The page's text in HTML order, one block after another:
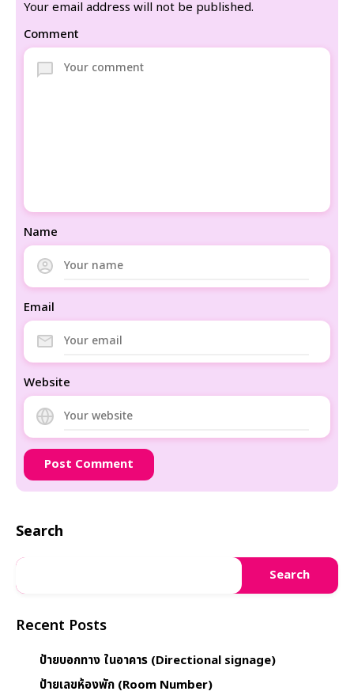
Your email address will not be published.
Comment
Name
Email
Website
Search
Search
Recent Posts
ป้ายบอกทาง ในอาคาร (Directional signage)
ป้ายเลขห้องพัก (Room Number)